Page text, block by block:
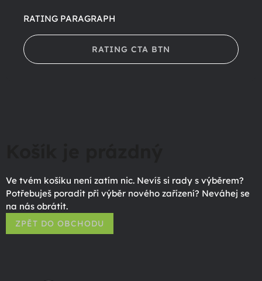
RATING PARAGRAPH
RATING CTA BTN
Ve tvém košíku není zatím nic. Nevíš si rady s výběrem?
Potřebuješ poradit při výběr nového zařízení? Neváhej se
na nás obrátit.
ZPĚT DO OBCHODU